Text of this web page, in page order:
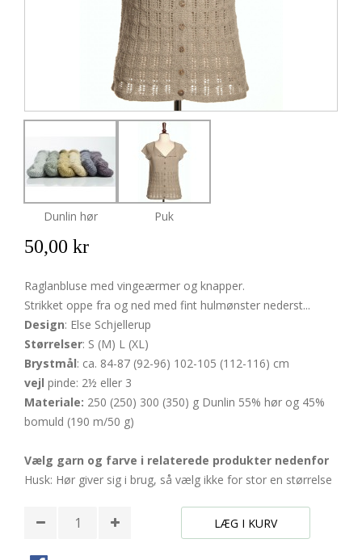
Dunlin hør Puk
50,00 kr
Raglanbluse med vingeærmer og knapper.
Strikket oppe fra og ned med fint hulmønster nederst...
Design: Else Schjellerup
Størrelser: S (M) L (XL)
Brystmål: ca. 84-87 (92-96) 102-105 (112-116) cm
vejlpinde: 2½ eller 3
Materiale: 250 (250) 300 (350) g Dunlin 55% hør og 45%
bomuld (190 m/50 g)
Vælg garn og farve i relaterede produkter nedenfor
Husk: Hør giver sig i brug, så vælg ikke for stor en størrelse
LÆG I KURV